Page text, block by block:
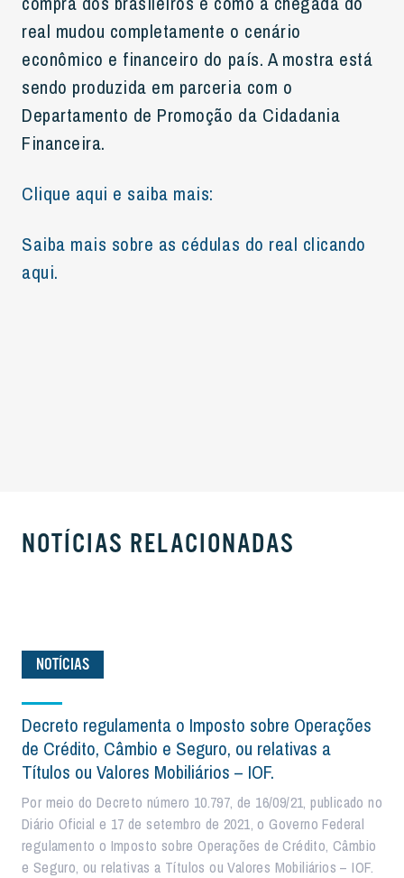
real mudou completamente o cenário
econômico e financeiro do país. A mostra está
sendo produzida em parceria com o
Departamento de Promoção da Cidadania
Financeira.
Clique aqui e saiba mais:
Saiba mais sobre as cédulas do real clicando
aqui.
NOTÍCIAS RELACIONADAS
NOTÍCIAS
Decreto regulamenta o Imposto sobre Operações
de Crédito, Câmbio e Seguro, ou relativas a
Títulos ou Valores Mobiliários – IOF.
Por meio do Decreto número 10.797, de 16/09/21, publicado no
Diário Oficial e 17 de setembro de 2021, o Governo Federal
regulamento o Imposto sobre Operações de Crédito, Câmbio
e Seguro, ou relativas a Títulos ou Valores Mobiliários – IOF.